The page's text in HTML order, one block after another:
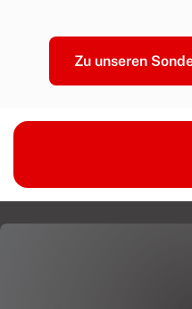
Zu unseren